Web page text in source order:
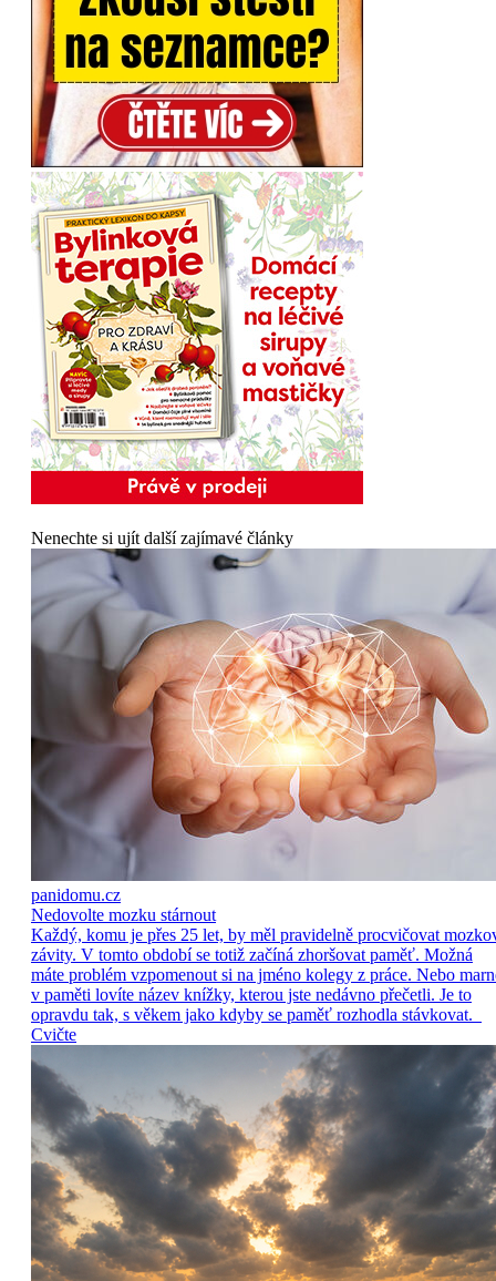
Nenechte si ujít další zajímavé články
panidomu.cz
Nedovolte mozku stárnout
Každý, komu je přes 25 let, by měl pravidelně procvičovat
závity. V tomto období se totiž začíná zhoršovat paměť. Možná
máte problém vzpomenout si na jméno kolegy z práce. Nebo
v paměti lovíte název knížky, kterou jste nedávno přečetli. Je to
opravdu tak, s věkem jako kdyby se paměť rozhodla stávkovat.
Cvičte